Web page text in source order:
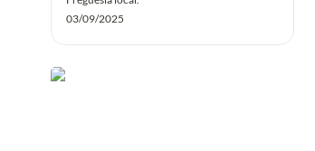
03/09/2025
A 1.ª Divisão Policial realizou, em Santo